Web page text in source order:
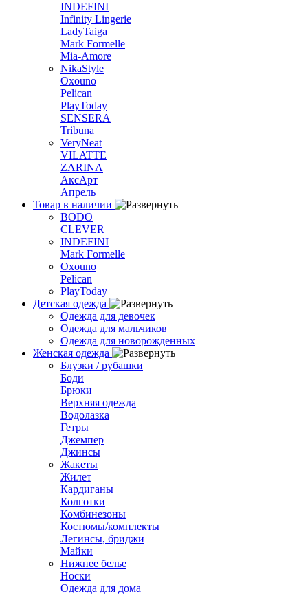
INDEFINI
Infinity Lingerie
LadyTaiga
Mark Formelle
Mia-Amore
NikaStyle
Oxouno
Pelican
PlayToday
SENSERA
Tribuna
VeryNeat
VILATTE
ZARINA
АксАрт
Апрель
Товар в наличии
BODO
CLEVER
INDEFINI
Mark Formelle
Oxouno
Pelican
PlayToday
Детская одежда
Одежда для девочек
Одежда для мальчиков
Одежда для новорожденных
Женская одежда
Блузки / рубашки
Боди
Брюки
Верхняя одежда
Водолазка
Гетры
Джемпер
Джинсы
Жакеты
Жилет
Кардиганы
Колготки
Комбинезоны
Костюмы/комплекты
Легинсы, бриджи
Майки
Нижнее белье
Носки
Одежда для дома